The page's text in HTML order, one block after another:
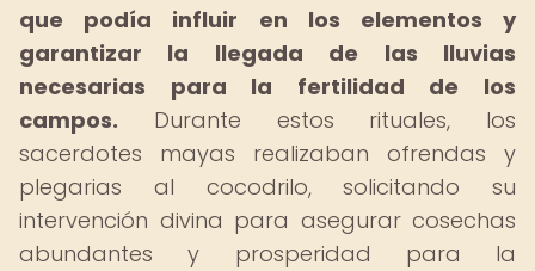
que podía influir en los elementos y
garantizar la llegada de las lluvias
necesarias para la fertilidad de los
campos. Durante estos rituales, los
sacerdotes mayas realizaban ofrendas y
plegarias al cocodrilo, solicitando su
intervención divina para asegurar cosechas
abundantes y prosperidad para la